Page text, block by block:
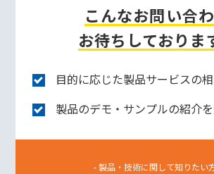
こんなお問い合
お待ちしておりま
目的に応じた製品サービスの相
製品のデモ・サンプルの紹介を
- 製品・技術に関して知りたい